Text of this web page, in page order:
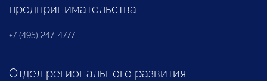
предпринимательства
+7 (495) 247-4777
Отдел регионального развития